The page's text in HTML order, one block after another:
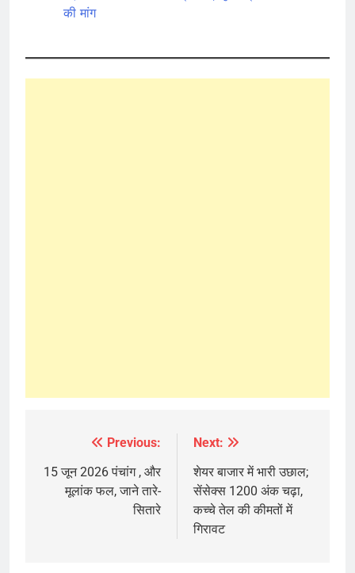
की मांग
navigation
Previous:
15 जून 2026 पंचांग , और
मूलांक फल, जाने तारे-
सितारे
Next:
शेयर बाजार में भारी उछाल;
सेंसेक्स 1200 अंक चढ़ा,
कच्चे तेल की कीमतों में
गिरावट